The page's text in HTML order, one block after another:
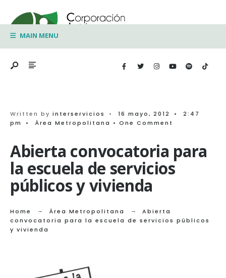
to
contentMAIN MENU
Written by interservicios • 16 mayo, 2012 •
2:47
pm
• Área Metropolitana • One Comment
Abierta convocatoria para
la escuela de servicios
públicos y vivienda
Home Área Metropolitana
Abierta
convocatoria para la escuela de servicios públicos
y vivienda
for: